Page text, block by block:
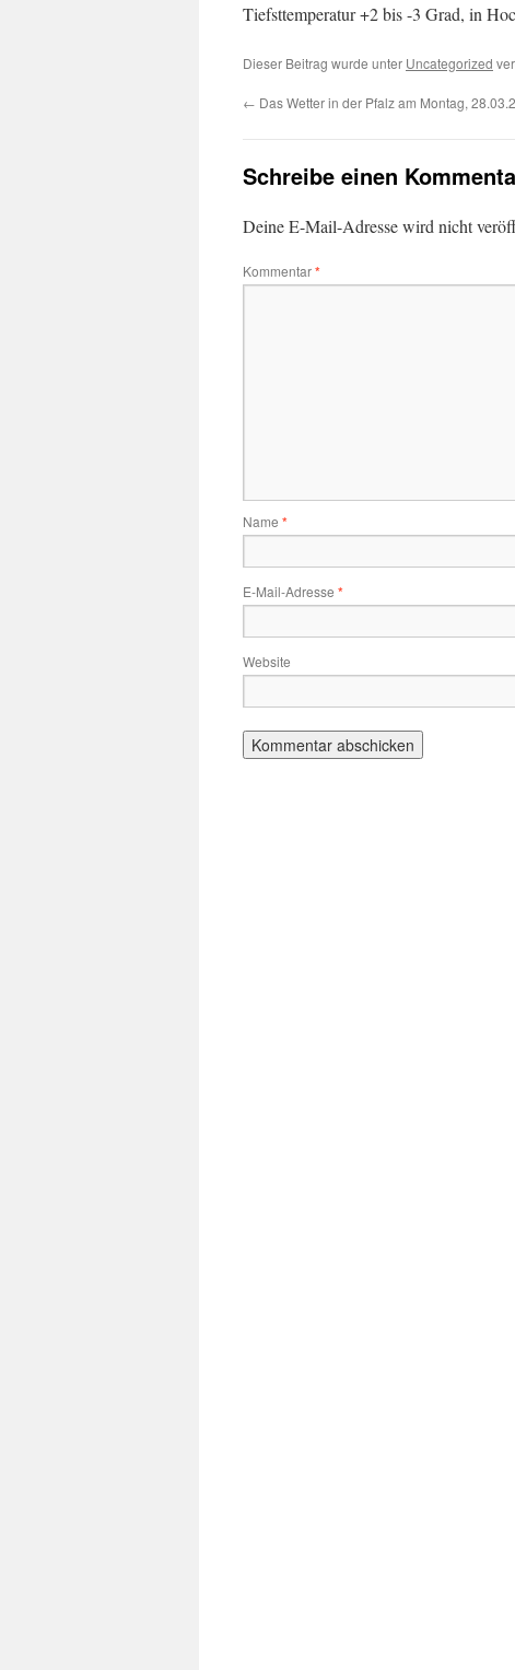
Tiefsttemperatur +2 bis -3 Grad, in
Dieser Beitrag wurde unter Uncategorized
← Das Wetter in der Pfalz am Montag,
Schreibe einen
Deine E-Mail-Adresse wird nicht
Kommentar*
Name *
E-Mail-Adresse *
Website